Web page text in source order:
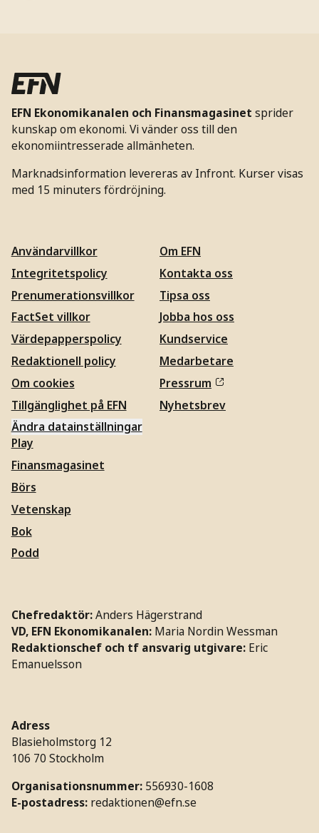
EFN Ekonomikanalen och Finansmagasinet sprider
kunskap om ekonomi. Vi vänder oss till den
ekonomiintresserade allmänheten.
Marknadsinformation levereras av Infront. Kurser visas
med 15 minuters fördröjning.
Användarvillkor
Integritetspolicy
Prenumerationsvillkor
FactSet villkor
Värdepapperspolicy
Redaktionell policy
Om cookies
Tillgänglighet på EFN
Ändra datainställningar
Om EFN
Kontakta oss
Tipsa oss
Jobba hos oss
Kundservice
Medarbetare
Pressrum
Nyhetsbrev
Play
Finansmagasinet
Börs
Vetenskap
Bok
Podd
Chefredaktör:Anders Hägerstrand
VD, EFN Ekonomikanalen: Maria Nordin Wessman
Redaktionschef och tf ansvarig utgivare: Eric
Emanuelsson
Adress
Blasieholmstorg 12
106 70 Stockholm
Organisationsnummer: 556930-1608
E-postadress: redaktionen@efn.se